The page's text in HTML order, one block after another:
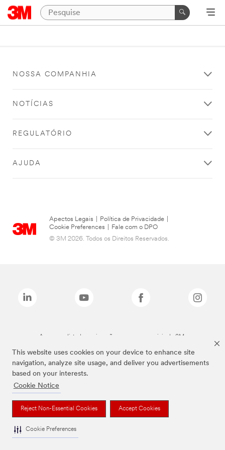
This website uses cookies on your device to enhance site
navigation, analyze site usage, and deliver you advertisements
based on your interests.
Cookie Notice
Reject Non-Essential Cookies Accept Cookies
Cookie Preferences
NOSSA COMPANHIA
NOTÍCIAS
REGULATÓRIO
AJUDA
Apectos Legais Política de Privacidade
Cookie Preferences
Fale com o DPO
© 3M 2026. Todos os Direitos Reservados.
As marcas listadas a cima são marcas comerciais da 3M.